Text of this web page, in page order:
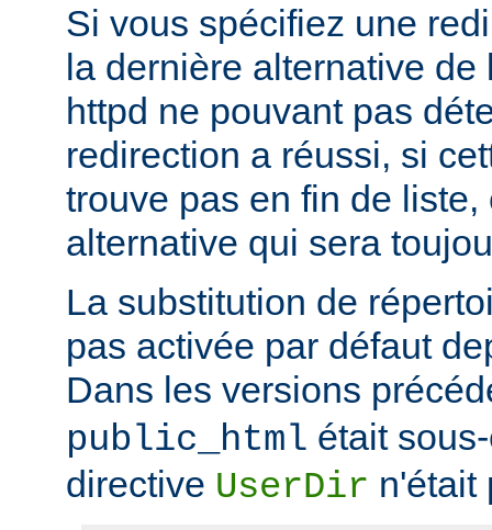
Si vous spécifiez une
la dernière alternative de
httpd ne pouvant pas
redirection a réussi, si
trouve pas en fin de liste,
alternative qui sera
La substitution de
pas activée par défaut
Dans les versions
public_html était
directive UserDir n'était